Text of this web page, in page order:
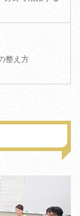
整え方